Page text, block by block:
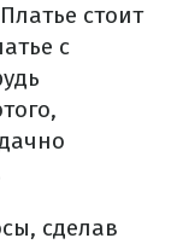
стоит
с
сделав